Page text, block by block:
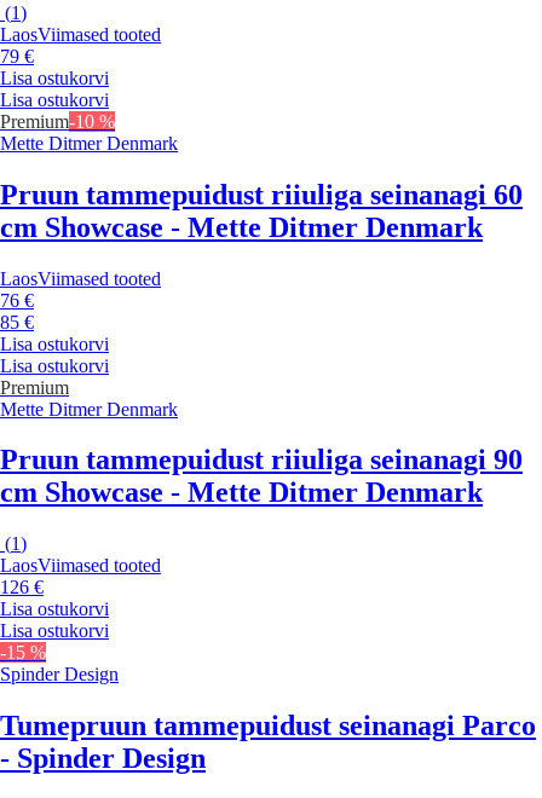
(1)
LaosViimased tooted
79 €
Lisa ostukorvi
Lisa ostukorvi
Premium-10 %
Mette Ditmer Denmark
Pruun tammepuidust riiuliga seinanagi 60
cm Showcase - Mette Ditmer Denmark
LaosViimased tooted
76 €
85 €
Lisa ostukorvi
Lisa ostukorvi
Premium
Mette Ditmer Denmark
Pruun tammepuidust riiuliga seinanagi 90
cm Showcase - Mette Ditmer Denmark
(1)
LaosViimased tooted
126 €
Lisa ostukorvi
Lisa ostukorvi
-15 %
Spinder Design
Tumepruun tammepuidust seinanagi Parco
- Spinder Design